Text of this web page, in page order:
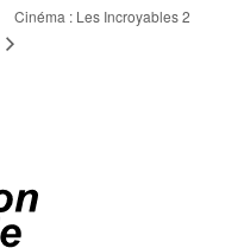
Cinéma : Les Incroyables 2